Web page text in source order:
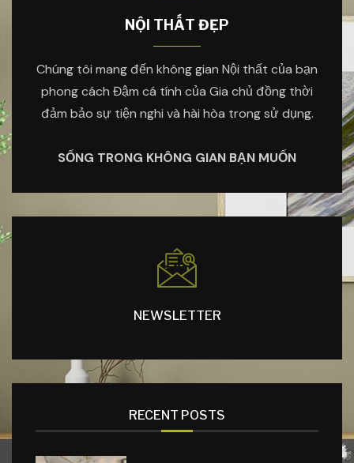
NỘI THẤT ĐẸP
Chúng tôi mang đến không gian Nội thất của bạn
phong cách Đậm cá tính của Gia chủ đồng thời
đảm bảo sự tiện nghi và hài hòa trong sử dụng.
SỐNG TRONG KHÔNG GIAN BẠN MUỐN
NEWSLETTER
RECENT POSTS